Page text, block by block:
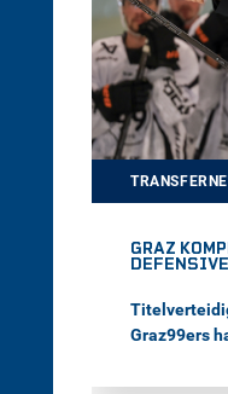
GRAZ
Graz99ers
Verteidiger